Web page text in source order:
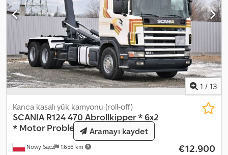
1 / 13
Nowy Sącz 1.656 km
Kanca kasalı yük kamyonu (roll-off)
SCANIA R124 470 Abrollkipper * 6x2
* Motor Problem
€12.900
Aramayı kaydet